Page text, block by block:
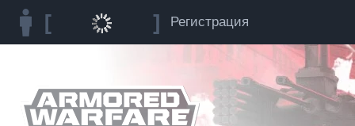
Регистрация